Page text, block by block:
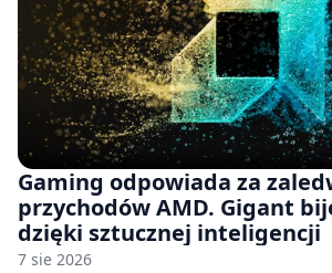
Gaming odpowiada za
przychodów AMD. Gigant
dzięki sztucznej inteligencji
7 sie 2026